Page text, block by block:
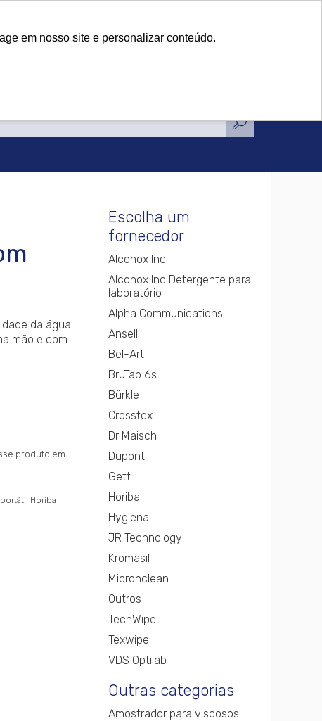
em nosso site e personalizar conteúdo.
Notícias Contato
da água
mão e com
produto em
Horiba
Escolha um
fornecedor
Alconox Inc
Alconox Inc Detergente para
laboratório
Alpha Communications
Ansell
Bel-Art
BruTab 6s
Bürkle
Crosstex
Dr Maisch
Dupont
Gett
Horiba
Hygiena
JR Technology
Kromasil
Micronclean
Outros
TechWipe
Texwipe
VDS Optilab
Outras categorias
Amostrador para viscosos